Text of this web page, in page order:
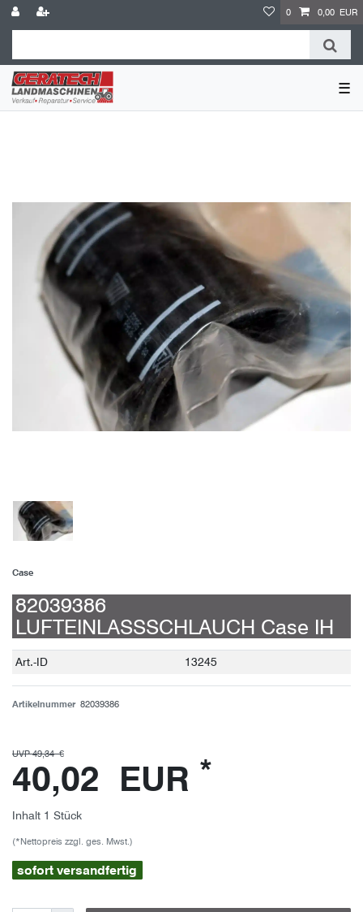
0 0,00 EUR
☰
Case
82039386
LUFTEINLASSSCHLAUCH Case IH
Technisches
Wert
Art.-ID 13245
Artikelnummer 82039386
UVP 49,34 €
40,02 EUR *
Inhalt 1 Stück
(*Nettopreis zzgl. ges. Mwst.)
sofort versandfertig